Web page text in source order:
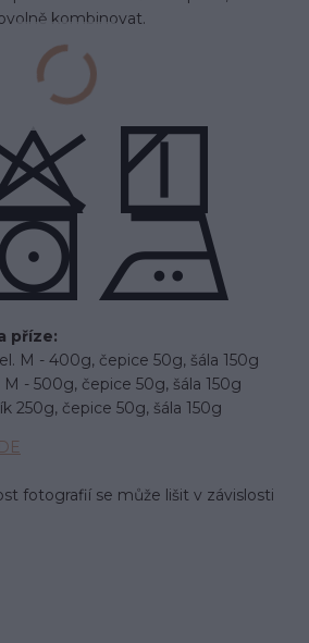
kombinovat.
příze:
M - 400g, čepice 50g, šála 150g
- 500g, čepice 50g, šála 150g
250g, čepice 50g, šála 150g
fotografií se může lišit v závislosti